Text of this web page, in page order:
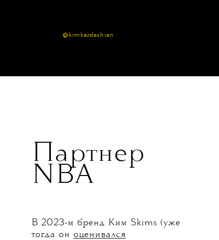
@kimkardashian
Партнер
NBA
В 2023-м бренд Ким Skims (уже
тогда он оценивался